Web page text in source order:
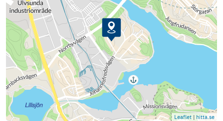
Leaflet | hitta.se